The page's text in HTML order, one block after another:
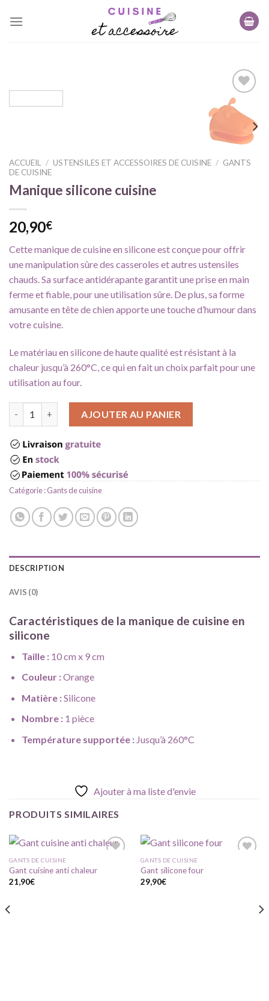
Ajouter
à ma
liste
d'envie
ACCUEIL / USTENSILES ET ACCESSOIRES DE CUISINE / GANTS
DE CUISINE
Manique silicone cuisine
20,90€
Cette manique de cuisine en silicone est conçue pour offrir
une manipulation sûre des casseroles et autres ustensiles
chauds. Sa surface antidérapante garantit une prise en main
ferme et fiable, pour une utilisation sûre. De plus, sa forme
amusante en tête de chien apporte une touche d’humour dans
votre cuisine.
Le matériau en silicone de haute qualité est résistant à la
chaleur jusqu’à 260°C, ce qui en fait un choix parfait pour une
utilisation au four.
AJOUTER AU PANIER
Catégorie :Gants de cuisine
DESCRIPTION
AVIS (0)
Caractéristiques de la manique de cuisine en
silicone
Taille :10 cm x 9 cm
Couleur :Orange
Matière :Silicone
Nombre :1 pièce
Température supportée : Jusqu’à 260°C
Ajouter à ma liste d'envie
PRODUITS SIMILAIRES
GANTS DE CUISINE
Gant cuisine anti chaleur
21,90€
GANTS DE CUISINE
Gant silicone four
29,90€